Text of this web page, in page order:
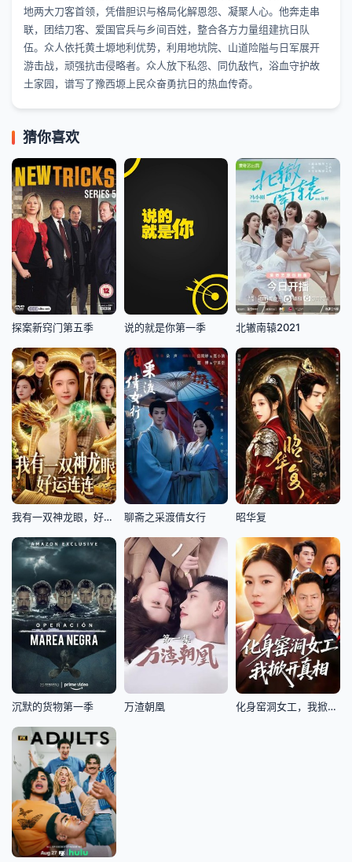
地两大刀客首领，凭借胆识与格局化解恩怨、凝聚人心。他奔走串
联，团结刀客、爱国官兵与乡间百姓，整合各方力量组建抗日队
伍。众人依托黄土塬地利优势，利用地坑院、山道险隘与日军展开
游击战，顽强抗击侵略者。众人放下私怨、同仇敌忾，浴血守护故
土家园，谱写了豫西塬上民众奋勇抗日的热血传奇。
猜你喜欢
探案新窍门第五季 说的就是你第一季 北辙南辕2021
我有一双神龙眼，好运连连 聊斋之采渡倩女行 昭华复
沉默的货物第一季 万渣朝凰 化身窑洞女工，我掀开真相